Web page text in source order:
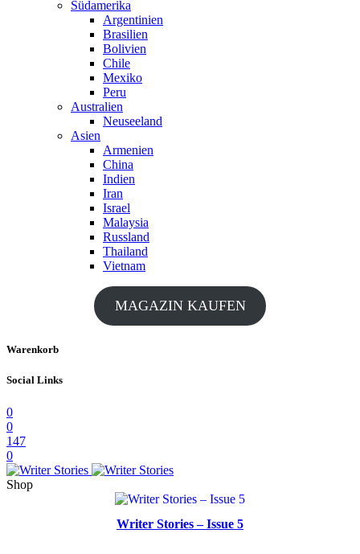
Südamerika
Argentinien
Brasilien
Bolivien
Chile
Mexiko
Peru
Australien
Neuseeland
Asien
Armenien
China
Indien
Iran
Israel
Malaysia
Russland
Thailand
Vietnam
MAGAZIN KAUFEN
Warenkorb
Social Links
0
0
147
0
Shop
Writer Stories – Issue 5